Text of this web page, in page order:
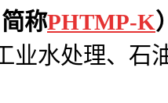
简称PHTMP-K
业水处理、石